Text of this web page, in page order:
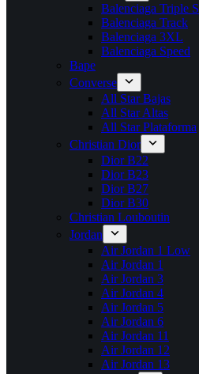
Balenciaga Triple S
Balenciaga Track
Balenciaga 3XL
Balenciaga Speed
Bape
Converse
All Star Bajas
All Star Altas
All Star Plataforma
Christian Dior
Dior B22
Dior B23
Dior B27
Dior B30
Christian Louboutin
Jordan
Air Jordan 1 Low
Air Jordan 1
Air Jordan 3
Air Jordan 4
Air Jordan 5
Air Jordan 6
Air Jordan 11
Air Jordan 12
Air Jordan 13